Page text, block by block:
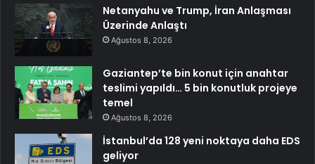
Netanyahu ve Trump, İran Anlaşması
Üzerinde Anlaştı
Ağustos 8, 2026
Gaziantep’te bin konut için anahtar
teslimi yapıldı… 5 bin konutluk projeye
temel
Ağustos 8, 2026
İstanbul’da 128 yeni noktaya daha EDS
geliyor